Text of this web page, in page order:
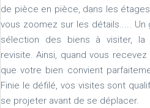
de pièce en pièce, dans les
vous zoomez sur les détails.....
sélection des biens à visiter, la
revisite. Ainsi, quand vous
que votre bien convient
Finie le défilé, vos visites sont
se projeter avant de se déplacer.